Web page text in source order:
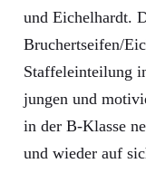
und Eichelhardt.
Bruchertseifen/
Staffeleinteilung
jungen und
in der B-Klasse
und wieder auf